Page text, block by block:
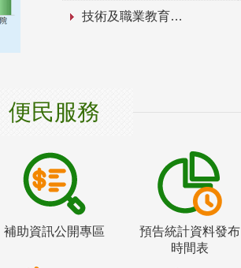
技術及職業教育
便民服務
補助資訊公開專區
預告統計資料發布
時間表